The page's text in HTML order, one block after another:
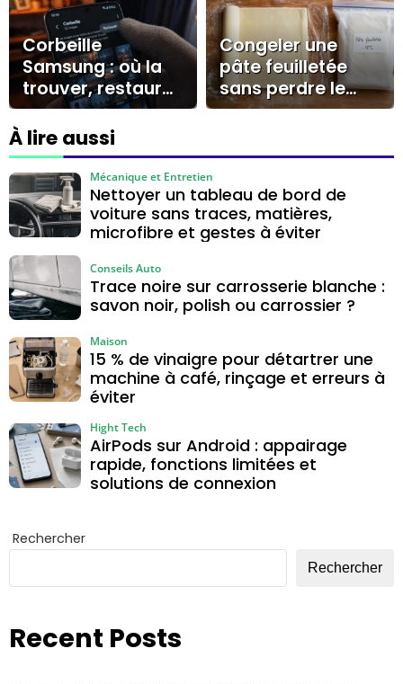
traces
Corbeille
Samsung : où la
trouver, restaurer
vos fichiers et
agir avant 30
jours
Congeler une
pâte feuilletée
sans perdre le
feuilletage, les 4
À lire aussi
Nettoyer un tableau de bord de
voiture sans traces, matières,
microfibre et gestes à éviter
Mécanique et Entretien
Trace noire sur carrosserie blanche :
savon noir, polish ou carrossier ?
Conseils Auto
15 % de vinaigre pour détartrer une
machine à café, rinçage et erreurs à
éviter
Maison
AirPods sur Android : appairage
rapide, fonctions limitées et
solutions de connexion
Hight Tech
Rechercher
Rechercher
Recent Posts